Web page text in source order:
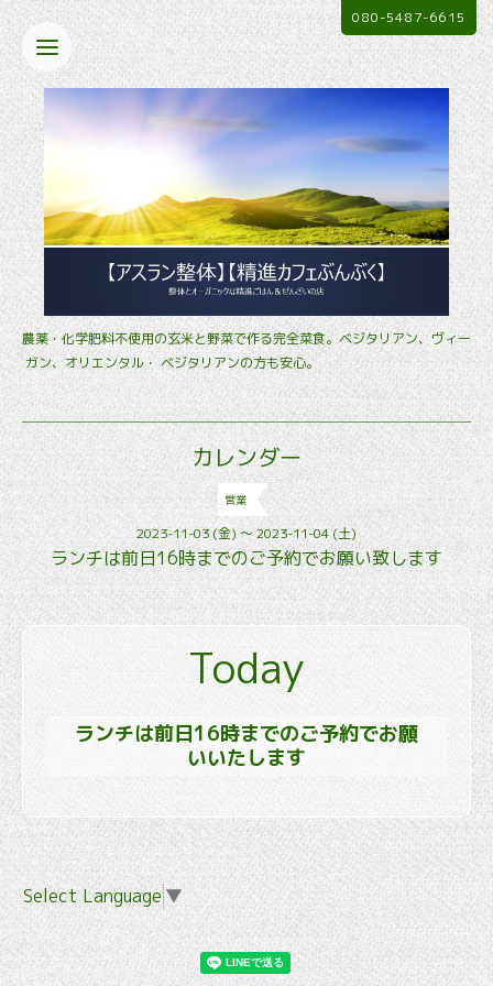
農薬・化学肥料不使用の玄米と野菜で作る完全菜食。ベジタリアン、ヴィー
ガン、オリエンタル・ ベジタリアンの方も安心。
080-5487-6615
カレンダー
営業
2023-11-03 (金) ～ 2023-11-04 (土)
ランチは前日16時までのご予約でお願い致します
Today
ランチは前日16時までのご予約でお願
いいたします
Select Language ▼